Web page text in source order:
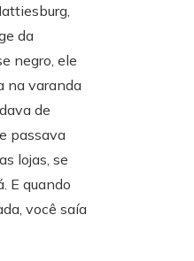
da
negro, ele
na varanda
de
passava
lojas, se
E quando
você saía